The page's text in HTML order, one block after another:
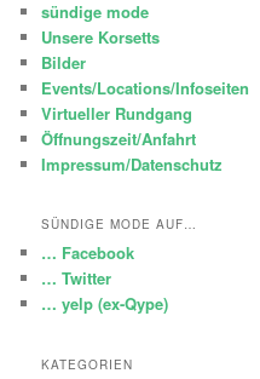
sündige mode
Unsere Korsetts
Bilder
Events/Locations/Infoseiten
Virtueller Rundgang
Öffnungszeit/Anfahrt
Impressum/Datenschutz
SÜNDIGE MODE AUF…
… Facebook
… Twitter
… yelp (ex-Qype)
KATEGORIEN